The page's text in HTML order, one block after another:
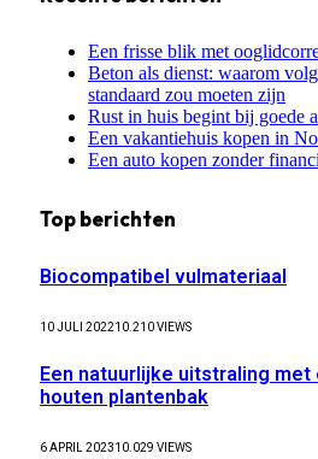
Een frisse blik met
Beton als dienst: waarom
standaard zou moeten zijn
Rust in huis begint bij goede
Een vakantiehuis kopen in
Een auto kopen zonder
Top berichten
Biocompatibel vulmateriaal
10 JULI 202210.210VIEWS
Een natuurlijke uitstraling
houten plantenbak
6 APRIL 202310.029 VIEWS